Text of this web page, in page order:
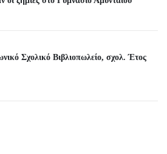
Σχολικό Βιβλιοπωλείο, σχολ. Έτος